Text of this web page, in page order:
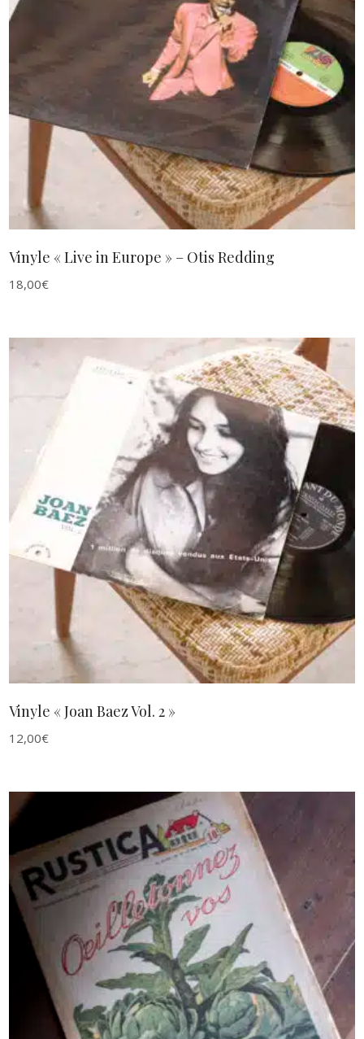
AJOUTER AU PANIER
Vinyle « Live in Europe » – Otis Redding
18,00€
AJOUTER AU PANIER
Vinyle « Joan Baez Vol. 2 »
12,00€
AJOUTER AU PANIER